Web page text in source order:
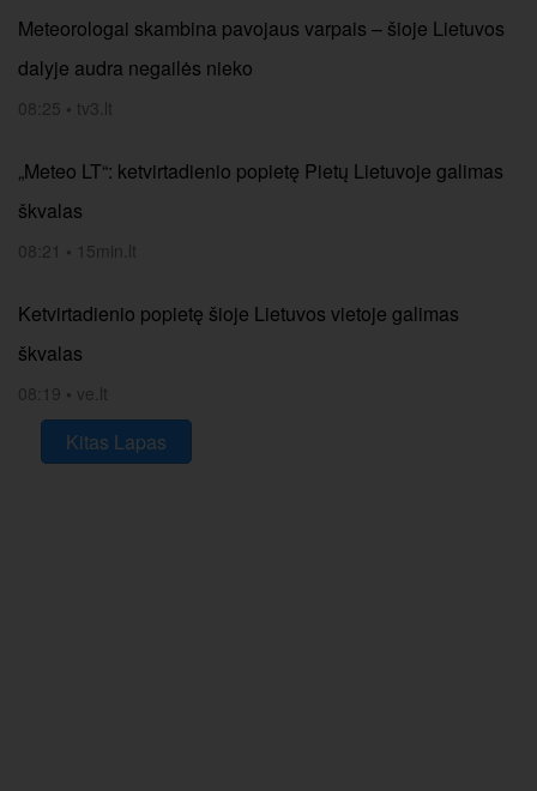
Meteorologai skambina pavojaus varpais – šioje Lietuvos
dalyje audra negailės nieko
08:25 • tv3.lt
„Meteo LT“: ketvirtadienio popietę Pietų Lietuvoje galimas
škvalas
08:21 • 15min.lt
Ketvirtadienio popietę šioje Lietuvos vietoje galimas
škvalas
08:19 • ve.lt
Kitas Lapas